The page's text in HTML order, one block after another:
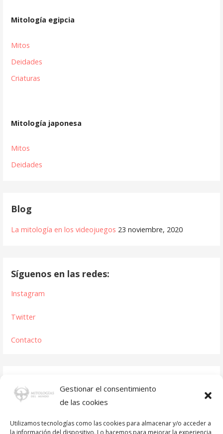
Gestionar el consentimiento
de las cookies
Utilizamos tecnologías como las cookies para almacenar y/o acceder a
la información del dispositivo. Lo hacemos para mejorar la experiencia
Mitología egipcia
Mitos
Deidades
Criaturas
Mitología japonesa
Mitos
Deidades
Blog
La mitología en los videojuegos 23 noviembre, 2020
Síguenos en las redes:
Instagram
Twitter
Contacto